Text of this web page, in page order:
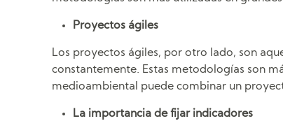
Proyectos ágiles
Los proyectos ágiles, por otro lado, son
constantemente. Estas metodologías son
medioambiental puede combinar un
La importancia de fijar indicadores